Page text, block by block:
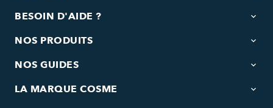
BESOIN D'AIDE ? keyboard_arrow_down
NOS PRODUITS keyboard_arrow_down
NOS GUIDES keyboard_arrow_down
LA MARQUE COSME keyboard_arrow_down